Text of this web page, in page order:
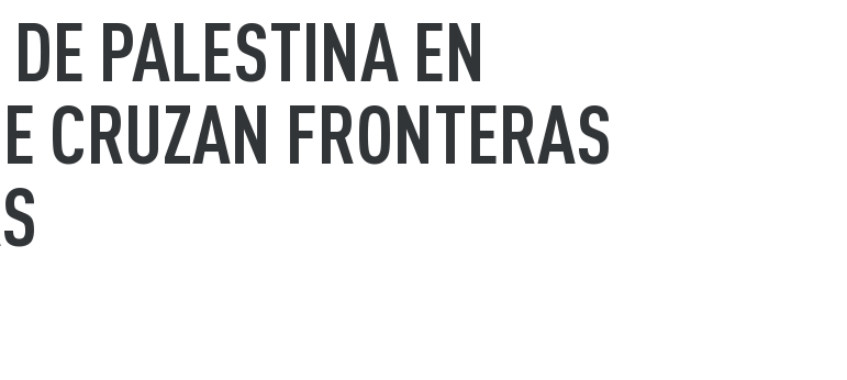
PALESTINA EN
CRUZAN FRONTERAS